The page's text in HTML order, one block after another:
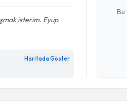
isterim. Eyüp
Haritada Göster
Kişisel